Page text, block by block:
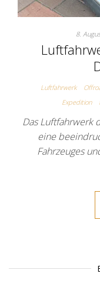
8.
Luftfahrwerk
Expedition
Das Luftfahrwerk
eine
Fahrzeuges